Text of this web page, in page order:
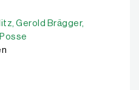
Gerold Brägger,
Gerold Brägger,